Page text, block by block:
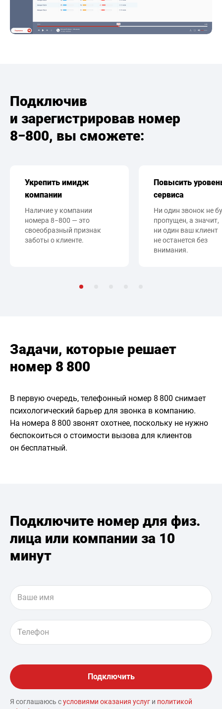
Подключив
и зарегистрировав номер
8−800, вы сможете:
Укрепить имидж
компании
Наличие у компании
номера 8−800 — это
своеобразный признак
заботы о клиенте.
Повысить
сервиса
Ни один звонок не
пропущен, а значит,
ни один ваш клиент
не останется без
внимания.
Задачи, которые решает
номер 8 800
В первую очередь, телефонный номер 8 800 снимает
психологический барьер для звонка в компанию.
На номера 8 800 звонят охотнее, поскольку не нужно
беспокоиться о стоимости вызова для клиентов
он бесплатный.
Подключите номер для физ.
лица или компании за 10
минут
Я соглашаюсь сусловиями оказания услуг и политикой